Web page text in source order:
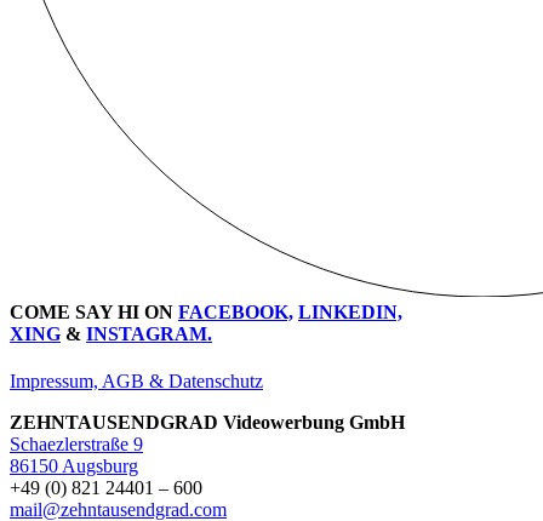
COME SAY HI ON FACEBOOK, LINKEDIN,
XING & INSTAGRAM.
Impressum, AGB & Datenschutz
ZEHNTAUSENDGRAD Videowerbung GmbH
Schaezlerstraße 9
86150 Augsburg
+49 (0) 821 24401 – 600
mail@zehntausendgrad.com